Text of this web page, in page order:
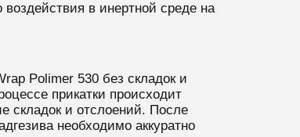
в инертной среде на
Polimer 530 без складок и
прикатки происходит
складок и отслоений. После
необходимо аккуратно